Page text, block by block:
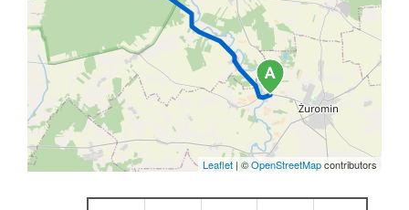
Leaflet | ©OpenStreetMapcontributors